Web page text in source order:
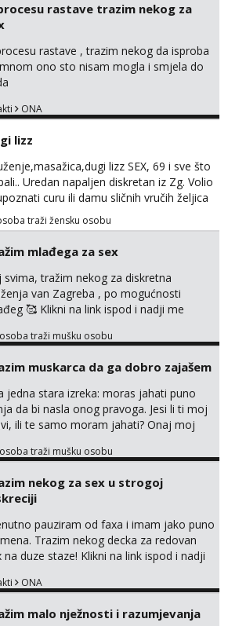
cekam te!rastave trazim nekog za
rastave , trazim nekog da isproba
ono sto nisam mogla i smjela do
ONA
lizz
lizz SEX, 69 i sve što
Uredan napaljen diskretan iz Zg. Volio
curu ili damu sličnih vručih željica
ugodno i strastveno druženje.
imam, diskr max. A i mobilan 🚗 sam.
traži žensku osobu
mlađega za sex
svima, tražim nekog za diskretna
van Zagreba , po mogućnosti
🥰 Klikni na link ispod i nadji me
traži mušku osobu
muskarca da ga dobro zajašem
jedna stara izreka: moras jahati puno
da bi nasla onog pravoga. Jesi li ti moj
ili te samo moram jahati? Onaj moj
link i javi mi se tamo....
traži mušku osobu
nekog za sex u strogoj
pauziram od faxa i imam jako puno
Trazim nekog decka za redovan
na duze staze! Klikni na link ispod i nadji
ONA
malo nježnosti i razumjevanja